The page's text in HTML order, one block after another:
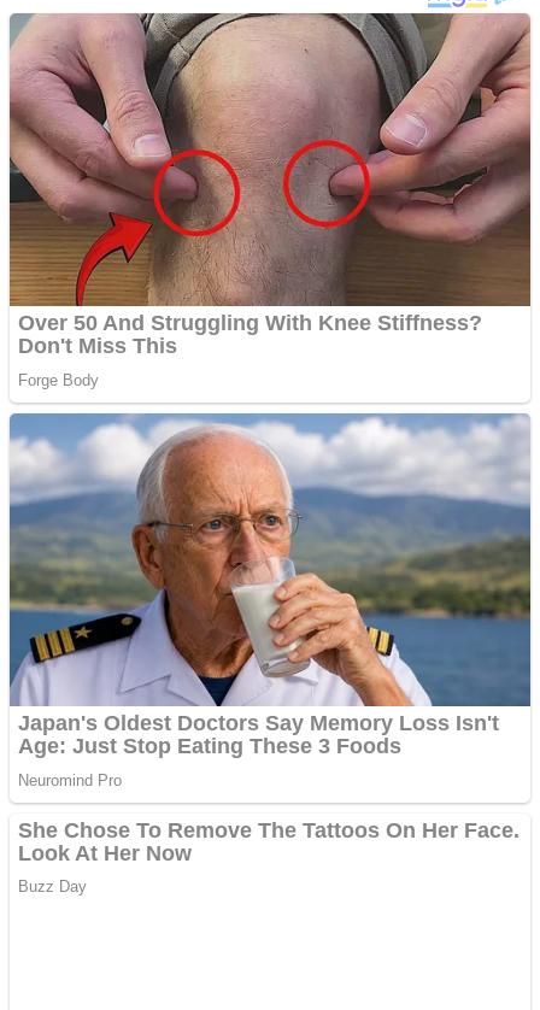
Răcitor de apă CW5000
pentru freze cu laser fără
metale
Cutit cositoare KUHN
Creez aplicatie
ANDROID pentru siteul
tau
Creez aplicatie
ANDROID pentru siteul
tau
Anuntul tau apare in mai
multe ziare online